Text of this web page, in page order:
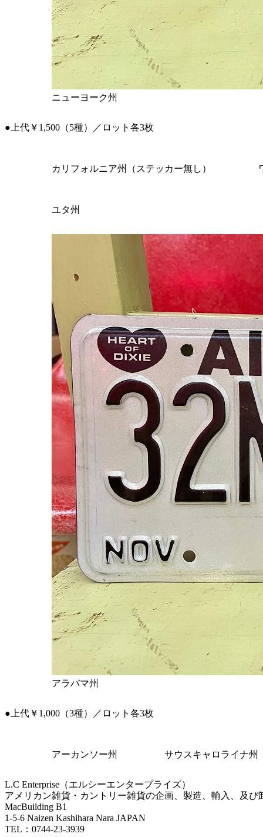
ニューヨーク州
●上代￥1,500（5種）／ロット各3枚
カリフォルニア州（ステッカー無し）
ユタ州
アラバマ州
●上代￥1,000（3種）／ロット各3枚
アーカンソー州 サウスキャロライナ州
L.C Enterprise（エルシーエンタープライズ）
アメリカン雑貨・カントリー雑貨の企画、製造、輸入、及び
MacBuilding B1
1-5-6 Naizen Kashihara Nara JAPAN
TEL：0744-23-3939